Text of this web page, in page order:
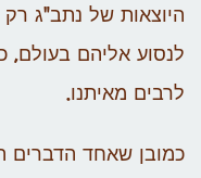
היוצאות של נתב"ג
לנסוע אליהם בעולם,
לרבים מאיתנו.
כמובן שאחד הדברים